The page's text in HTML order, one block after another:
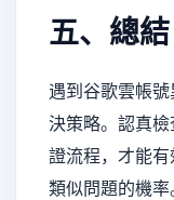
五、總結
遇到谷歌雲帳
決策略。認真
證流程，才能
類似問題的機